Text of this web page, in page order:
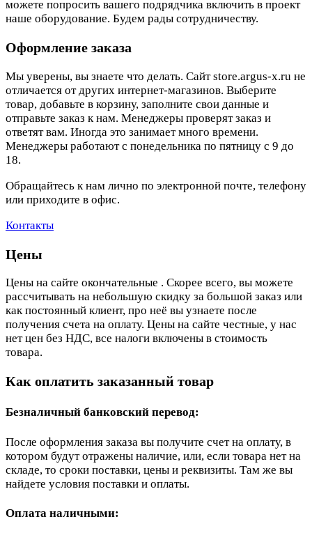
можете попросить вашего подрядчика включить в проект
наше оборудование. Будем рады сотрудничеству.
Оформление заказа
Мы уверены, вы знаете что делать. Сайт store.argus-x.ru не
отличается от других интернет-магазинов. Выберите
товар, добавьте в корзину, заполните свои данные и
отправьте заказ к нам. Менеджеры проверят заказ и
ответят вам. Иногда это занимает много времени.
Менеджеры работают с понедельника по пятницу с 9 до
18.
Обращайтесь к нам лично по электронной почте, телефону
или приходите в офис.
Контакты
Цены
Цены на сайте окончательные . Скорее всего, вы можете
рассчитывать на небольшую скидку за большой заказ или
как постоянный клиент, про неё вы узнаете после
получения счета на оплату. Цены на сайте честные, у нас
нет цен без НДС, все налоги включены в стоимость
товара.
Как оплатить заказанный товар
Безналичный банковский перевод:
После оформления заказа вы получите счет на оплату, в
котором будут отражены наличие, или, если товара нет на
складе, то сроки поставки, цены и реквизиты. Там же вы
найдете условия поставки и оплаты.
Оплата наличными: